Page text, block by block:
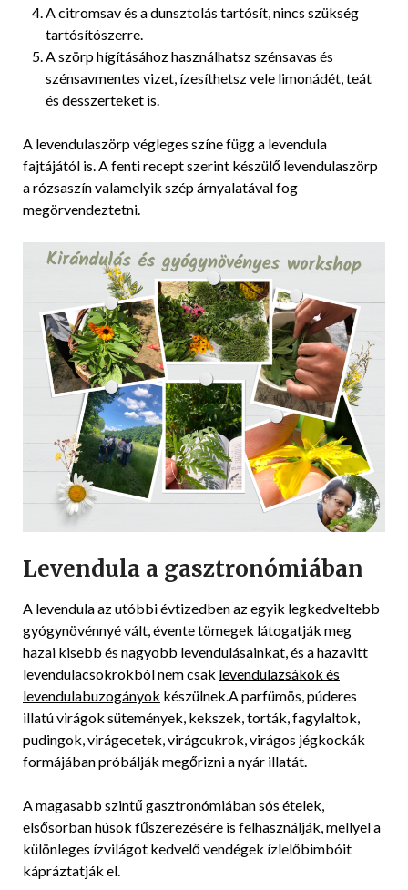
A citromsav és a dunsztolás tartósít, nincs szükség
tartósítószerre.
A szörp hígításához használhatsz szénsavas és
szénsavmentes vizet, ízesíthetsz vele limonádét, teát
és desszerteket is.
A levendulaszörp végleges színe függ a levendula
fajtájától is. A fenti recept szerint készülő levendulaszörp
a rózsaszín valamelyik szép árnyalatával fog
megörvendeztetni.
Levendula a gasztronómiában
A levendula az utóbbi évtizedben az egyik legkedveltebb
gyógynövénnyé vált, évente tömegek látogatják meg
hazai kisebb és nagyobb levendulásainkat, és a hazavitt
levendulacsokrokból nem csak levendulazsákok és
levendulabuzogányok készülnek.A parfümös, púderes
illatú virágok sütemények, kekszek, torták, fagylaltok,
pudingok, virágecetek, virágcukrok, virágos jégkockák
formájában próbálják megőrizni a nyár illatát.
A magasabb szintű gasztronómiában sós ételek,
elsősorban húsok fűszerezésére is felhasználják, mellyel a
különleges ízvilágot kedvelő vendégek ízlelőbimbóit
kápráztatják el.